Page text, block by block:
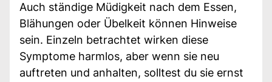
Auch ständige Müdigkeit nach dem Essen,
Blähungen oder Übelkeit können Hinweise
sein. Einzeln betrachtet wirken diese
Symptome harmlos, aber wenn sie neu
auftreten und anhalten, solltest du sie ernst